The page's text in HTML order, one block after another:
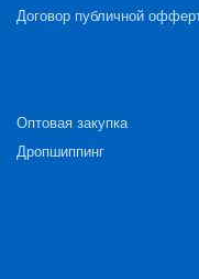
Договор публичной
Оптовая закупка
Дропшиппинг